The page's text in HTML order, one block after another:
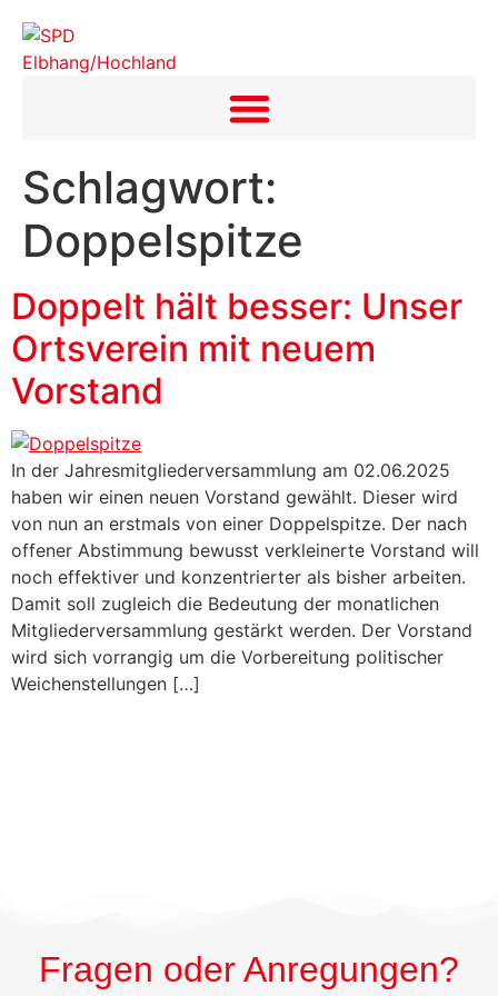
springen
Schlagwort:
Doppelspitze
Doppelt hält besser: Unser
Ortsverein mit neuem
Vorstand
In der Jahresmitgliederversammlung am 02.06.2025
haben wir einen neuen Vorstand gewählt. Dieser wird
von nun an erstmals von einer Doppelspitze. Der nach
offener Abstimmung bewusst verkleinerte Vorstand will
noch effektiver und konzentrierter als bisher arbeiten.
Damit soll zugleich die Bedeutung der monatlichen
Mitgliederversammlung gestärkt werden. Der Vorstand
wird sich vorrangig um die Vorbereitung politischer
Weichenstellungen […]
Fragen oder Anregungen?